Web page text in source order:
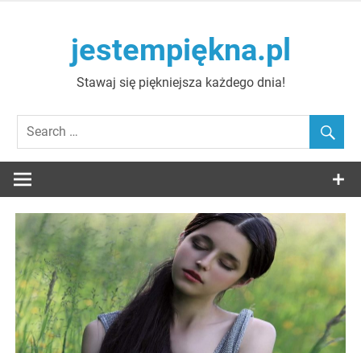
jestempiękna.pl
Stawaj się piękniejsza każdego dnia!